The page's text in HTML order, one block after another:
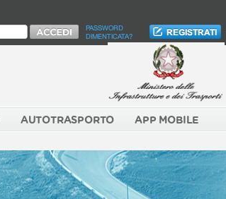
PASSWORD
DIMENTICATA?
AUTOTRASPORTO APP MOBILE